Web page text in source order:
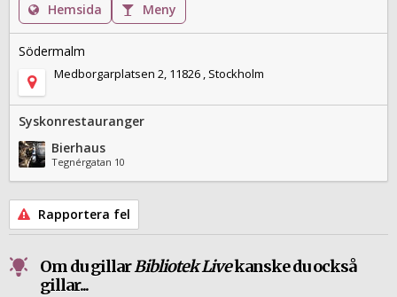
Hemsida Meny
Södermalm
Medborgarplatsen 2, 11826 , Stockholm
Syskonrestauranger
Bierhaus
Tegnérgatan 10
Rapportera fel
Om du gillarBibliotek Livekanske du också
gillar...